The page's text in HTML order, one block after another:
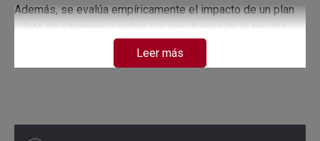
Además, se evalúa empíricamente el impacto de un plan
piloto de alternancia sobre los resultados de la prueba
Saber 11. El plan se realizó entre septiembre y diciembre
de 2020 y consistió en la implementación de una
Leer más